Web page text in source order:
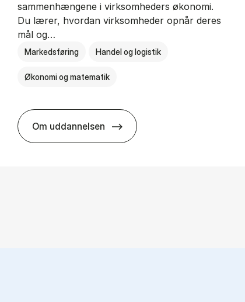
sammenhængene i virksomheders økonomi.
Du lærer, hvordan virksomheder opnår deres
mål og…
Markedsføring Handel og logistik
Økonomi og matematik
Om uddannelsen
HA al­men erhvervs­økonomi